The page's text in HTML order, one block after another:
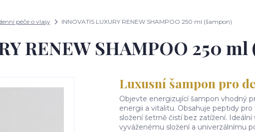
péče o vlasy INNOVATIS LUXURY RENEW SHAMPOO 250 ml (šampon)
RENEW SHAMPOO 250
Luxusní šampon pro
Objevte energizující šampon vhodný
energii a vitalitu. Obsahuje peptidy pro
složení šetrně čistí bez zatížení.
vyváženému složení a univerzálnímu